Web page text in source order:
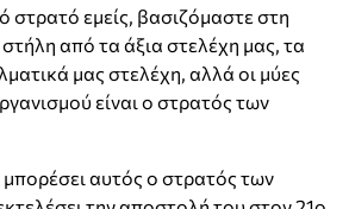
στρατό εμείς, βασιζόμαστε στη
από τα άξια στελέχη μας, τα
μας στελέχη, αλλά οι μύες
είναι ο στρατός των
αυτός ο στρατός των